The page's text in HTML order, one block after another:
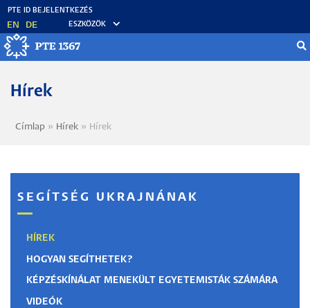
Ugrás
tartalomra
EN DE ESZKÖZÖK
Hírek
Morzsa
Címlap Hírek Hírek
SEGÍTSÉG UKRAJNÁNAK
HÍREK
HOGYAN SEGÍTHETEK?
KÉPZÉSKÍNÁLAT MENEKÜLT EGYETEMISTÁK SZÁMÁRA
VIDEÓK